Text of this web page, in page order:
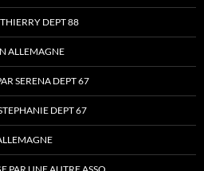
DEPT 88
ALLEMAGNE
SERENA DEPT 67
DEPT 67